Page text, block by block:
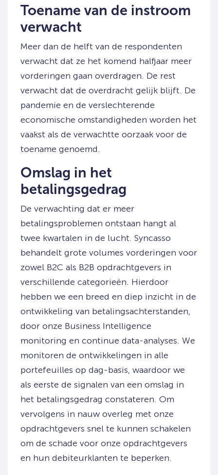
Toename van de instroom
verwacht
Meer dan de helft van de respondenten
verwacht dat ze het komend halfjaar meer
vorderingen gaan overdragen. De rest
verwacht dat de overdracht gelijk blijft. De
pandemie en de verslechterende
economische omstandigheden worden het
vaakst als de verwachtte oorzaak voor de
toename genoemd.
Omslag in het
betalingsgedrag
De verwachting dat er meer
betalingsproblemen ontstaan hangt al
twee kwartalen in de lucht. Syncasso
behandelt grote volumes vorderingen voor
zowel B2C als B2B opdrachtgevers in
verschillende categorieën. Hierdoor
hebben we een breed en diep inzicht in de
ontwikkeling van betalingsachterstanden,
door onze Business Intelligence
monitoring en continue data-analyses. We
monitoren de ontwikkelingen in alle
portefeuilles op dag-basis, waardoor we
als eerste de signalen van een omslag in
het betalingsgedrag constateren. Om
vervolgens in nauw overleg met onze
opdrachtgevers snel te kunnen schakelen
om de schade voor onze opdrachtgevers
en hun debiteurklanten te beperken.